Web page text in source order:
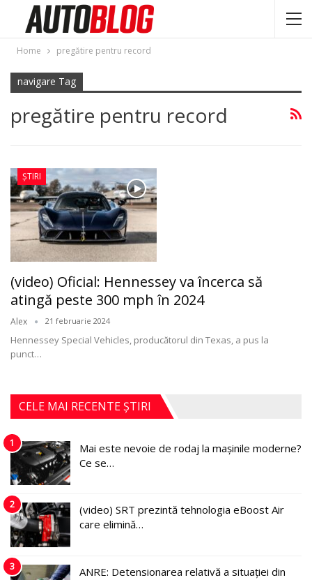
Home pregătire pentru record
navigare Tag
pregătire pentru record
ȘTIRI
(video) Oficial: Hennessey va încerca să
atingă peste 300 mph în 2024
Alex 21 februarie 2024
Hennessey Special Vehicles, producătorul din Texas, a pus la
punct…
CELE MAI RECENTE ȘTIRI
1
Mai este nevoie de rodaj la mașinile moderne?
Ce se…
2
(video) SRT prezintă tehnologia eBoost Air
care elimină…
3
ANRE: Detensionarea relativă a situației din